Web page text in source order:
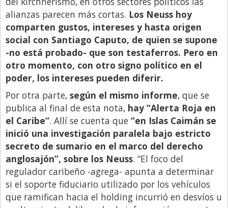
alianzas parecen más cortas. Los Neuss hoy
comparten gustos, intereses y hasta origen
social con Santiago Caputo, de quien se supone
-no está probado- que son testaferros. Pero en
otro momento, con otro signo político en el
poder, los intereses pueden diferir.
Por otra parte, según el mismo informe, que se
publica al final de esta nota, hay “Alerta Roja en
el Caribe”. Allí se cuenta que “en Islas Caimán se
inició una investigación paralela bajo estricto
secreto de sumario en el marco del derecho
anglosajón”, sobre los Neuss. “El foco del
regulador caribeño -agrega- apunta a determinar
si el soporte fiduciario utilizado por los vehículos
que ramifican hacia el holding incurrió en desvíos u